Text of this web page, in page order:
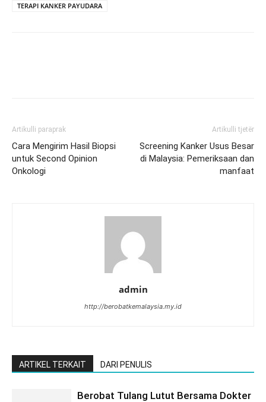
TERAPI KANKER PAYUDARA
Artikulli paraprak
Cara Mengirim Hasil Biopsi
untuk Second Opinion
Onkologi
Artikulli tjetër
Screening Kanker Usus Besar
di Malaysia: Pemeriksaan dan
manfaat
admin
http://berobatkemalaysia.my.id
ARTIKEL TERKAIT DARI PENULIS
Berobat Tulang Lutut Bersama Dokter